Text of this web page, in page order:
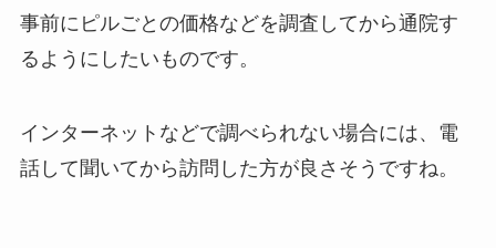
事前にピルごとの価格などを調査してから通院す
るようにしたいものです。
インターネットなどで調べられない場合には、電
話して聞いてから訪問した方が良さそうですね。